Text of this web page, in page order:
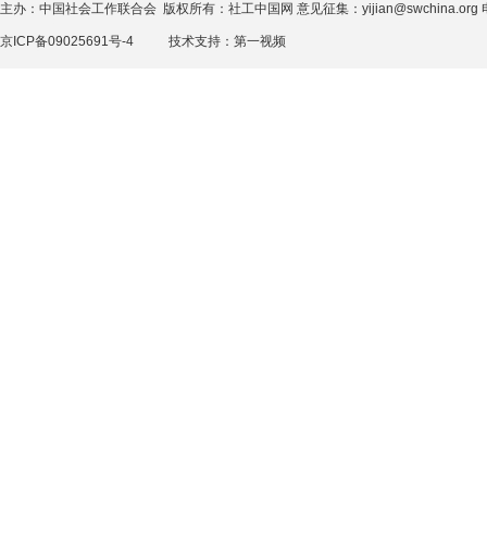
主办：中国社会工作联合会 版权所有：社工中国网 意见征集：yijian@swchina.org
京ICP备09025691号-4 技术支持： 第一视频